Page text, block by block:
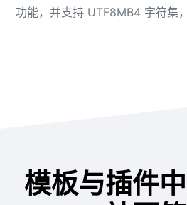
功能，并支持 UTF8MB4 字符集
模板与插件